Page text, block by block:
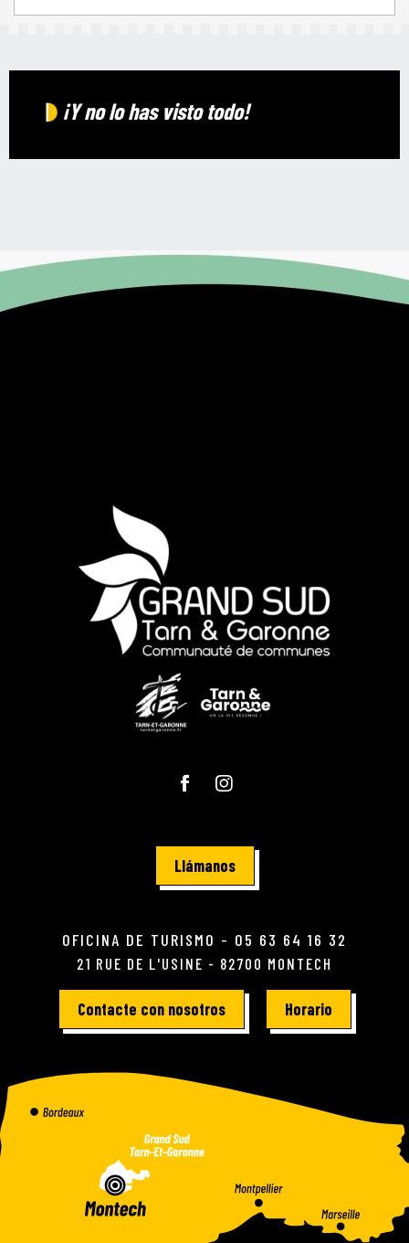
¡Y no lo has visto todo!
Llámanos
OFICINA DE TURISMO - 05 63 64 16 32
21 RUE DE L'USINE - 82700 MONTECH
Contacte con nosotros Horario